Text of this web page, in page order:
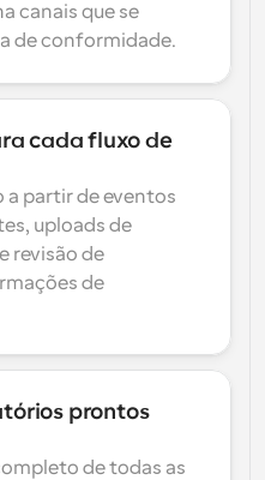
canais que se
de conformidade.
cada fluxo de
a partir de eventos
uploads de
revisão de
de
prontos
de todas as